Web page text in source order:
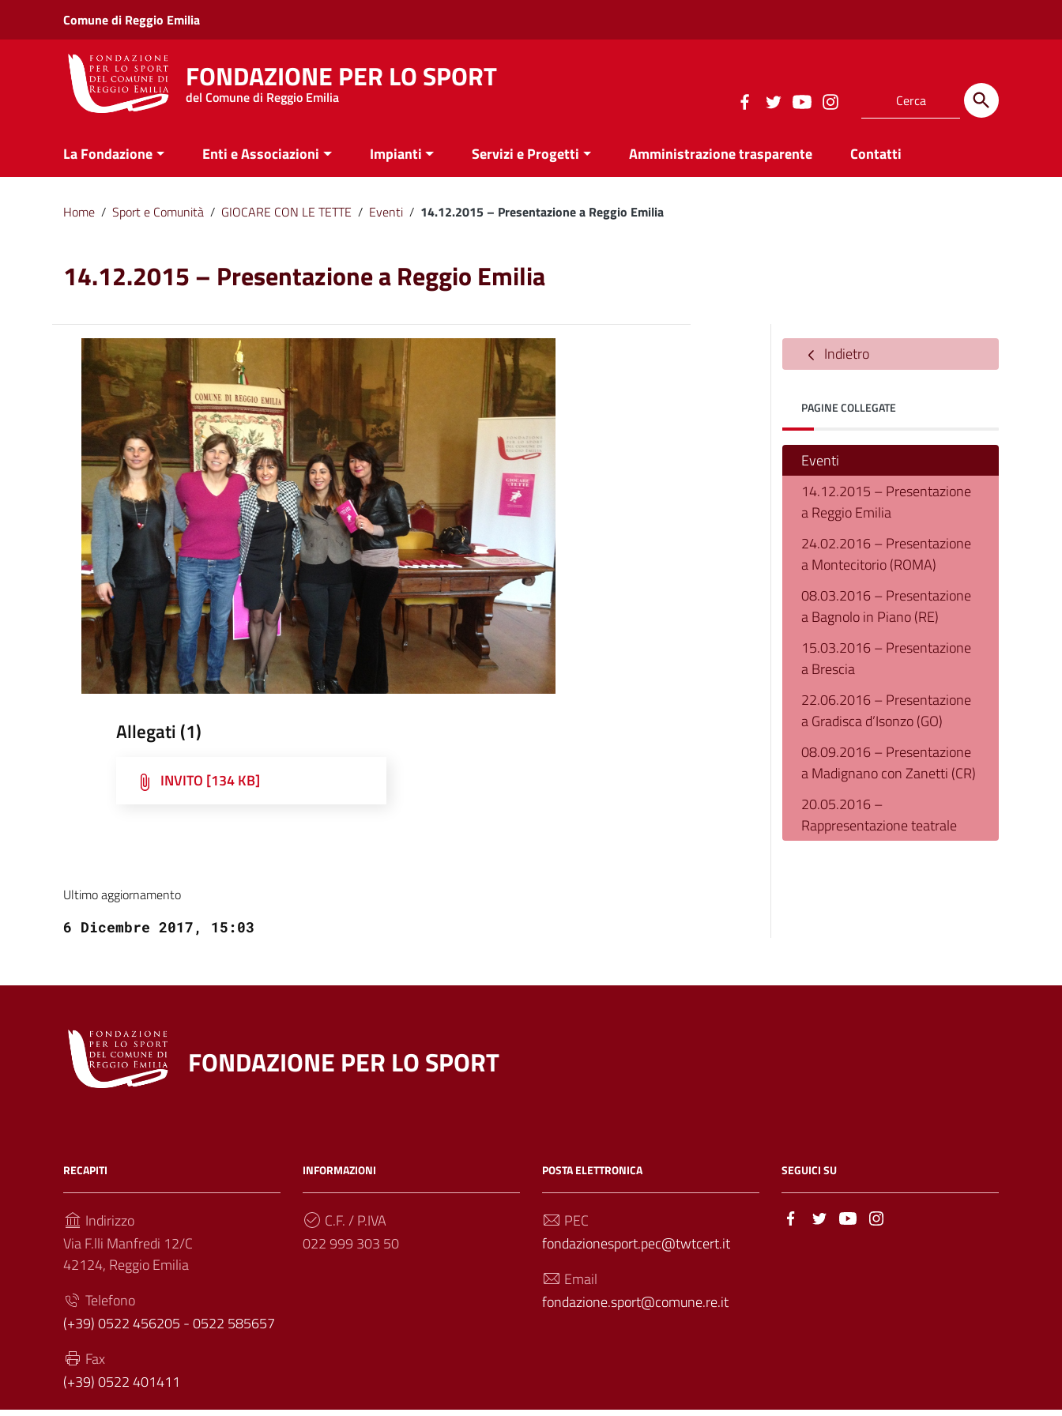
Vai ai contenuti
Vai al menu di navigazione
Vai al footer
Comune di Reggio Emilia
FONDAZIONE PER LO SPORT
del Comune di Reggio Emilia
La Fondazione Enti e Associazioni Impianti Servizi e Progetti Amministrazione trasparente Contatti
Home / Sport e Comunità / GIOCARE CON LE TETTE / Eventi / 14.12.2015 – Presentazione a Reggio Emilia
14.12.2015 – Presentazione a Reggio Emilia
Allegati (1)
INVITO [134 KB]
Ultimo aggiornamento
6 Dicembre 2017, 15:03
Indietro
PAGINE COLLEGATE
Eventi
14.12.2015 – Presentazione
a Reggio Emilia
24.02.2016 – Presentazione
a Montecitorio (ROMA)
08.03.2016 – Presentazione
a Bagnolo in Piano (RE)
15.03.2016 – Presentazione
a Brescia
22.06.2016 – Presentazione
a Gradisca d’Isonzo (GO)
08.09.2016 – Presentazione
a Madignano con Zanetti (CR)
20.05.2016 –
Rappresentazione teatrale
FONDAZIONE PER LO SPORT
RECAPITI
Indirizzo
Via F.lli Manfredi 12/C
42124, Reggio Emilia
Telefono
(+39) 0522 456205 - 0522 585657
Fax
(+39) 0522 401411
INFORMAZIONI
C.F. / P.IVA
022 999 303 50
POSTA ELETTRONICA
PEC
fondazionesport.pec@twtcert.it
Email
fondazione.sport@comune.re.it
SEGUICI SU